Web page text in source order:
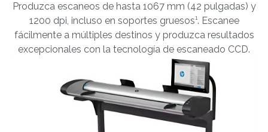
Produzca escaneos de hasta 1067 mm (42 pulgadas) y
1200 dpi, incluso en soportes gruesos¹. Escanee
fácilmente a múltiples destinos y produzca resultados
excepcionales con la tecnología de escaneado CCD.